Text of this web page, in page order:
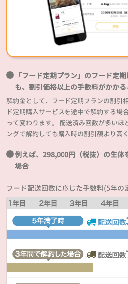
「フード定期プラン」のフード定
も、割引価格以上の手数料がかかる
解約金として、フード定期プランの割引
ド定期購入サービスを途中で解約する場
って変わります。 配送済み回数が多いほ
ングで解約しても購入時の割引額より高
例えば、298,000円（税抜）の生体
場合
フード配送回数に応じた手数料(5年の